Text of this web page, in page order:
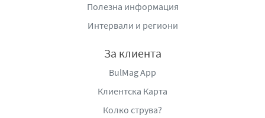
Полезна информация
Интервали и региони
За клиента
BulMag App
Клиентска Карта
Колко струва?